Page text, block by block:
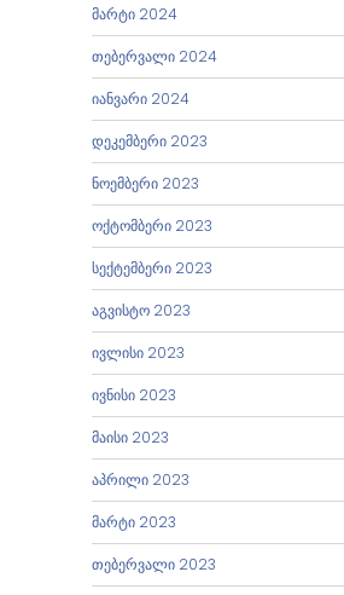
მარტი 2024
თებერვალი 2024
იანვარი 2024
დეკემბერი 2023
ნოემბერი 2023
ოქტომბერი 2023
სექტემბერი 2023
აგვისტო 2023
ივლისი 2023
ივნისი 2023
მაისი 2023
აპრილი 2023
მარტი 2023
თებერვალი 2023